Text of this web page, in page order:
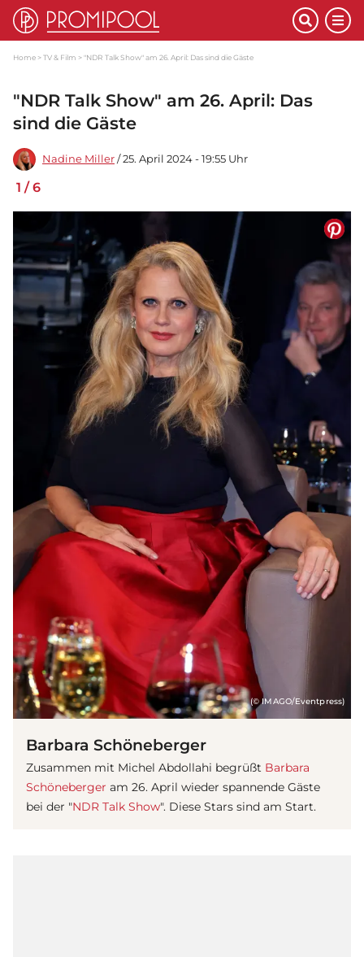
Home TV & Film "NDR Talk Show" am 26. April: Das sind die Gäste
"NDR Talk Show" am 26. April: Das
sind die Gäste
Nadine Miller / 25. April 2024 - 19:55 Uhr
1 /6
(© IMAGO/Eventpress)
Barbara Schöneberger
Zusammen mit Michel Abdollahi begrüßt Barbara
Schöneberger am 26. April wieder spannende Gäste
bei der "NDR Talk Show". Diese Stars sind am Start.